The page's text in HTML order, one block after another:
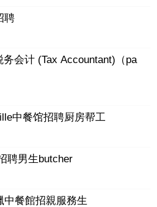
聘
务会计 (Tax Accountant)（pa
中餐馆招聘厨房帮工
聘男生butcher
中餐館招親服務生